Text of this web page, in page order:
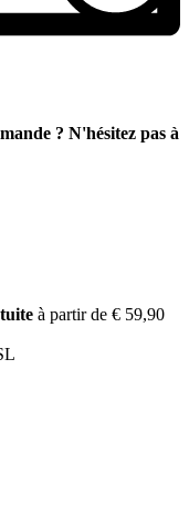
? N'hésitez pas à
à partir de € 59,90